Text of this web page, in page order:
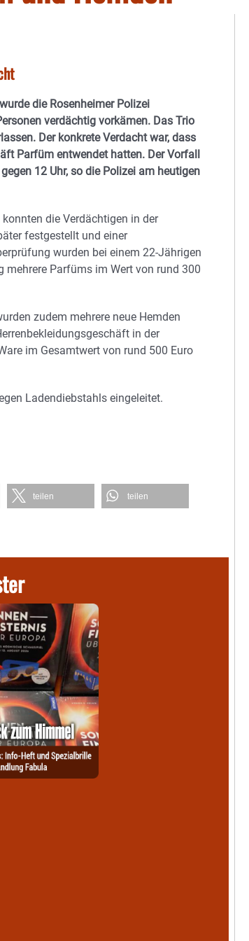
die Rosenheimer Polizei
verdächtig vorkämen. Das Trio
Der konkrete Verdacht war, dass
Parfüm entwendet hatten. Der Vorfall
12 Uhr, so die Polizei am heutigen
die Verdächtigen in der
festgestellt und einer
wurden bei einem 22-Jährigen
Parfüms im Wert von rund 300
zudem mehrere neue Hemden
in der
im Gesamtwert von rund 500 Euro
Ladendiebstahls eingeleitet.
teilen teilen